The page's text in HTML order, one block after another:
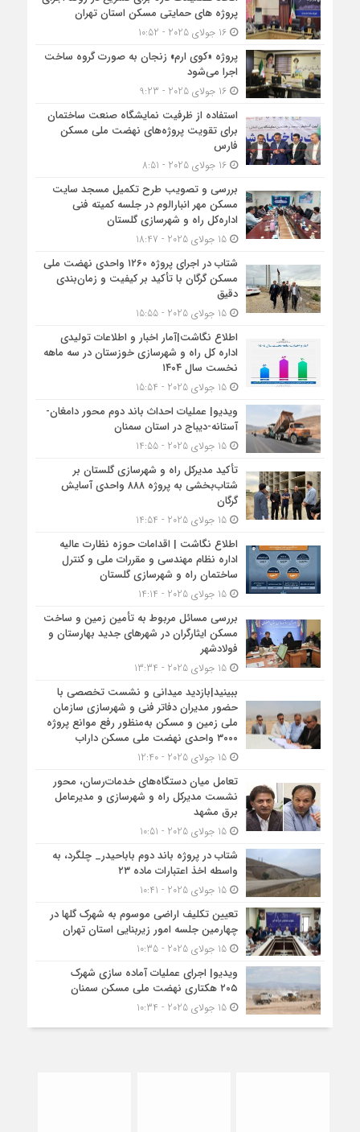
پروژه های حمایتی مسکن استان تهران
16 جولای 2025 - 10:52
پروژه «کوی ارم» زنجان به صورت گروه ساخت
اجرا می‌شود
16 جولای 2025 - 9:23
استفاده از ظرفیت نمایشگاه صنعت ساختمان
برای تقویت پروژه‌های نهضت ملی مسکن
فارس
16 جولای 2025 - 8:51
بررسی و تصویب طرح تکمیل مسجد سایت
مسکن مهر انبارالوم در جلسه کمیته فنی
اداره‌کل راه و شهرسازی گلستان
15 جولای 2025 - 18:47
شتاب در اجرای پروژه ۱۲۶۰ واحدی نهضت ملی
مسکن گرگان با تأکید بر کیفیت و زمان‌بندی
دقیق
15 جولای 2025 - 15:55
اطلاع نگاشت|آمار اخبار و اطلاعات تولیدی
اداره کل راه و شهرسازی خوزستان در سه ماهه
نخست سال ۱۴۰۴
15 جولای 2025 - 15:54
ویدیو| عملیات احداث باند دوم محور دامغان-
آستانه-دیباج در استان سمنان
15 جولای 2025 - 14:55
تأکید مدیرکل راه و شهرسازی گلستان بر
شتاب‌بخشی به پروژه ۸۸۸ واحدی آسایش
گرگان
15 جولای 2025 - 14:54
اطلاع نگاشت | اقدامات حوزه نظارت عالیه
اداره نظام مهندسی و مقررات ملی و کنترل
ساختمان راه و شهرسازی گلستان
15 جولای 2025 - 14:14
بررسی مسائل مربوط به تأمین زمین و ساخت
مسکن ایثارگران در شهرهای جدید بهارستان و
فولادشهر
15 جولای 2025 - 13:34
ببینید|بازدید میدانی و نشست تخصصی با
حضور مدیران دفاتر فنی و شهرسازی سازمان
ملی زمین و مسکن به‌منظور رفع موانع پروژه
۳۰۰۰ واحدی نهضت ملی مسکن داراب
15 جولای 2025 - 12:40
تعامل میان دستگاه‌های خدمات‌رسان، محور
نشست مدیرکل راه و شهرسازی و مدیرعامل
برق مشهد
15 جولای 2025 - 10:51
شتاب در پروژه باند دوم باباحیدر_ چلگرد، به
واسطه اخذ اعتبارات ماده ۲۳
15 جولای 2025 - 10:41
تعیین تکلیف اراضی موسوم به شهرک گلها در
چهارمین جلسه امور زیربنایی استان تهران
15 جولای 2025 - 10:35
ویدیو| اجرای عملیات آماده سازی شهرک
۲۰۵ هکتاری نهضت ملی مسکن سمنان
15 جولای 2025 - 10:34